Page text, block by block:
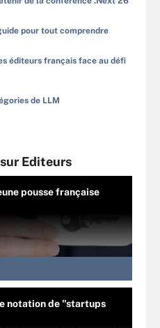
pour tout comprendre
éditeurs français face au défi
de LLM
Editeurs
pousse française
notation de "startups